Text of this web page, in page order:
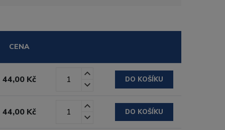
CENA
44,00 Kč DO KOŠÍKU
44,00 Kč DO KOŠÍKU